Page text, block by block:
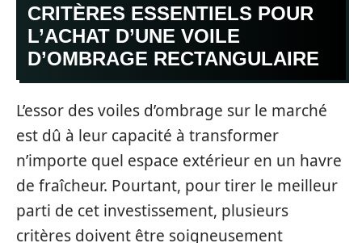
CRITÈRES ESSENTIELS POUR
L’ACHAT D’UNE VOILE
D’OMBRAGE RECTANGULAIRE
L’essor des voiles d’ombrage sur le marché
est dû à leur capacité à transformer
n’importe quel espace extérieur en un havre
de fraîcheur. Pourtant, pour tirer le meilleur
parti de cet investissement, plusieurs
critères doivent être soigneusement